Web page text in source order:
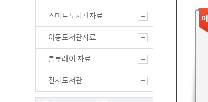
스마트도서관자료
이동도서관자료
블루레이 자료
전자도서관